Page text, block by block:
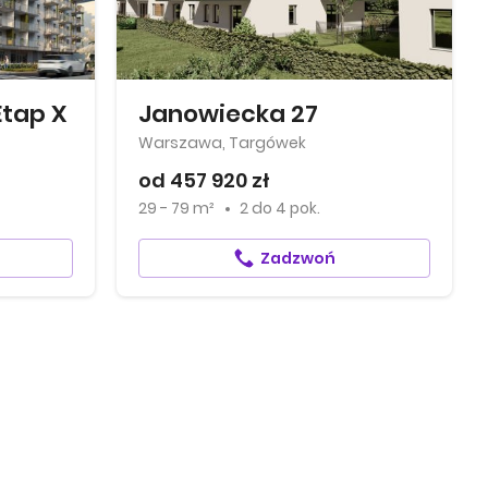
X Janowiecka 27
Warszawa, Targówek
od 457 920 zł
29 - 79 m² 2 do 4 pok.
Zadzwoń